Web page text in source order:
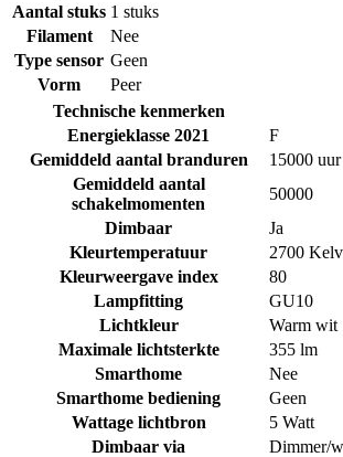
Aantal stuks 1 stuks
Filament
Nee
Type sensor Geen
Vorm
Peer
Technische kenmerken
Energieklasse 2021
F
Gemiddeld aantal branduren
15000 uur
Gemiddeld aantal
schakelmomenten
50000
Dimbaar
Ja
Kleurtemperatuur
2700
Kleurweergave index
80
Lampfitting
GU10
Lichtkleur
Warm wit
Maximale lichtsterkte
355 lm
Smarthome
Nee
Smarthome bediening
Geen
Wattage lichtbron
5 Watt
Dimbaar via
Dimmer/